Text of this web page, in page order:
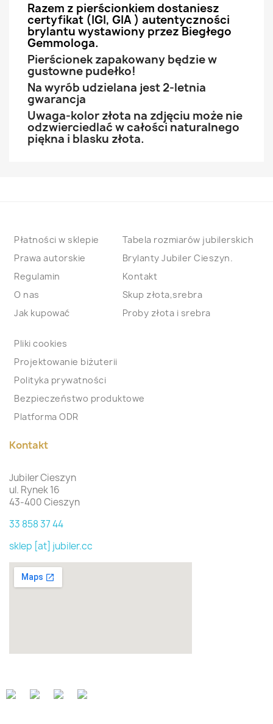
Razem z pierścionkiem dostaniesz
certyfikat (IGI, GIA ) autentyczności
brylantu wystawiony przez Biegłego
Gemmologa.
Pierścionek zapakowany będzie w
gustowne pudełko!
Na wyrób udzielana jest 2-letnia
gwarancja
Uwaga-kolor złota na zdjęciu może nie
odzwierciedlać w całości naturalnego
piękna i blasku złota.
Płatności w sklepie
Prawa autorskie
Regulamin
O nas
Jak kupować
Tabela rozmiarów jubilerskich
Brylanty Jubiler Cieszyn.
Kontakt
Skup złota,srebra
Proby złota i srebra
Pliki cookies
Projektowanie biżuterii
Polityka prywatności
Bezpieczeństwo produktowe
Platforma ODR
Kontakt
Jubiler Cieszyn
ul. Rynek 16
43-400 Cieszyn
33 858 37 44
sklep [at] jubiler.cc